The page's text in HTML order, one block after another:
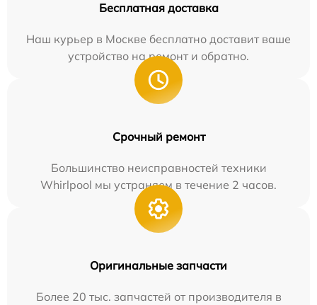
Бесплатная доставка
Наш курьер в Москве бесплатно доставит ваше
устройство на ремонт и обратно.
Срочный ремонт
Большинство неисправностей техники
Whirlpool мы устраняем в течение 2 часов.
Оригинальные запчасти
Более 20 тыс. запчастей от производителя в